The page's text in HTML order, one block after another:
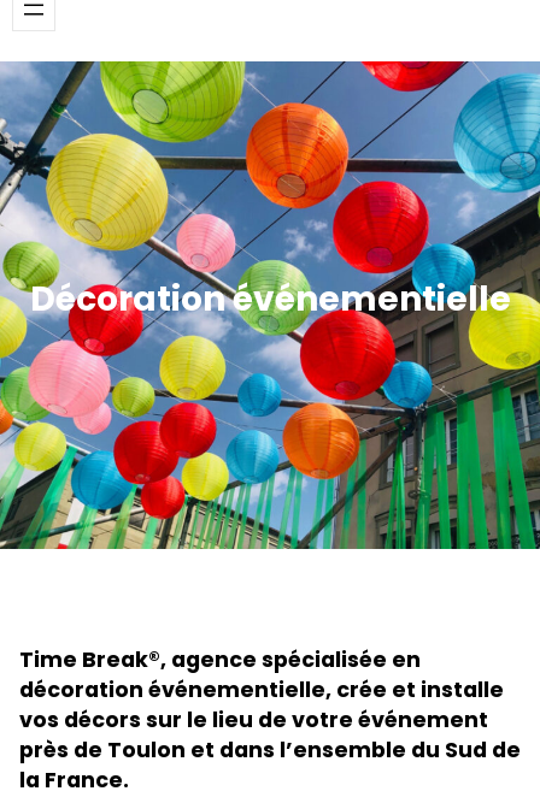
Décoration événementielle
Time Break®, agence spécialisée en
décoration événementielle, crée et installe
vos décors sur le lieu de votre événement
près de Toulon et dans l’ensemble du Sud de
la France.